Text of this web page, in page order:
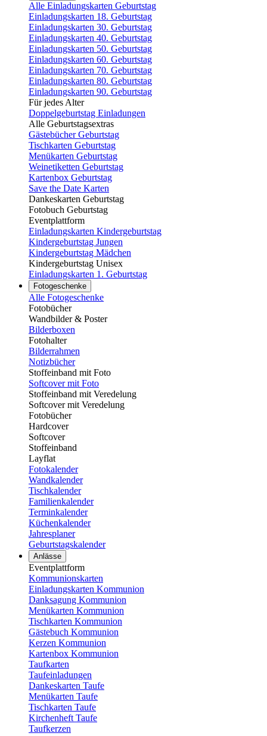
Alle Einladungskarten Geburtstag
Einladungskarten 18. Geburtstag
Einladungskarten 30. Geburtstag
Einladungskarten 40. Geburtstag
Einladungskarten 50. Geburtstag
Einladungskarten 60. Geburtstag
Einladungskarten 70. Geburtstag
Einladungskarten 80. Geburtstag
Einladungskarten 90. Geburtstag
Für jedes Alter
Doppelgeburtstag Einladungen
Alle Geburtstagsextras
Gästebücher Geburtstag
Tischkarten Geburtstag
Menükarten Geburtstag
Weinetiketten Geburtstag
Kartenbox Geburtstag
Save the Date Karten
Dankeskarten Geburtstag
Fotobuch Geburtstag
Eventplattform
Einladungskarten Kindergeburtstag
Kindergeburtstag Jungen
Kindergeburtstag Mädchen
Kindergeburtstag Unisex
Einladungskarten 1. Geburtstag
Fotogeschenke
Alle Fotogeschenke
Fotobücher
Wandbilder & Poster
Bilderboxen
Fotohalter
Bilderrahmen
Notizbücher
Stoffeinband mit Foto
Softcover mit Foto
Stoffeinband mit Veredelung
Softcover mit Veredelung
Fotobücher
Hardcover
Softcover
Stoffeinband
Layflat
Fotokalender
Wandkalender
Tischkalender
Familienkalender
Terminkalender
Küchenkalender
Jahresplaner
Geburtstagskalender
Anlässe
Eventplattform
Kommunionskarten
Einladungskarten Kommunion
Danksagung Kommunion
Menükarten Kommunion
Tischkarten Kommunion
Gästebuch Kommunion
Kerzen Kommunion
Kartenbox Kommunion
Taufkarten
Taufeinladungen
Dankeskarten Taufe
Menükarten Taufe
Tischkarten Taufe
Kirchenheft Taufe
Taufkerzen